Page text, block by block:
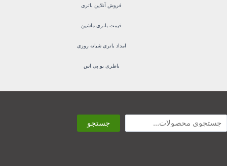
فروش آنلاین باتری
قیمت باتری ماشین
امداد باتری شبانه روزی
باطری یو پی اس
جستجو